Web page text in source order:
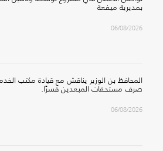
بمديرية ميفعة
06/08/2026
المحافظ بن الوزير يناقش مع قيادة مكتب
صرف مستحقات المبعدين قسرًا.
06/08/2026